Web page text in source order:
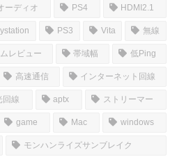
ーディオ PS4 HDMI2.1
PS3 Vita 無線
レビュー 帯域幅 低Ping
高速通信 インターネット回線
回線 aptx ストリーマー
game Mac windows
モンハンライズサンブレイク